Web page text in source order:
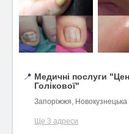
📍 Медичні послуги
Голікової"
Запоріжжя,
Ще 3 адреси